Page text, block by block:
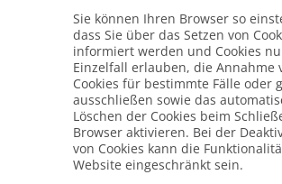
Sie können Ihren Browser so
dass Sie über das Setzen von
informiert werden und Cookies
Einzelfall erlauben, die Annahme
Cookies für bestimmte Fälle oder
ausschließen sowie das
Löschen der Cookies beim
Browser aktivieren. Bei der
von Cookies kann die
Website eingeschränkt sein.